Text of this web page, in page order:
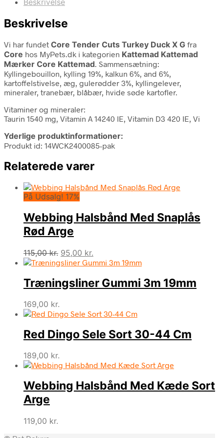
Beskrivelse
Beskrivelse
Vi har fundet Core Tender Cuts Turkey Duck X G fra
Core hos MyPets.dk i kategorien Kattemad Kattemad
Mærker Core Kattemad. Sammensætning:
Kyllingebouillon, kylling 19%, kalkun 6%, and 6%,
kartoffelstivelse, æg, gulerødder 3%, kyllingelever,
mineraler, tranebær, blåbær, hvide søde kartofler.
Vitaminer og mineraler:
Taurin 1540 mg, Vitamin A 14240 IE, Vitamin D3 420 IE, Vi
Yderlige produktinformationer:
Produkt id: 14WCK2400085-pak
Relaterede varer
På Udsalg! 17%
Webbing Halsbånd Med Snaplås
Rød Arge
115,00kr. Den
oprindelige
var:
115,00 kr..
95,00 kr.
aktuelle
er:
95,00 kr..
Træningsliner Gummi 3m 19mm
169,00 kr.
Red Dingo Sele Sort 30-44 Cm
189,00 kr.
Webbing Halsbånd Med Kæde Sort
Arge
119,00 kr.